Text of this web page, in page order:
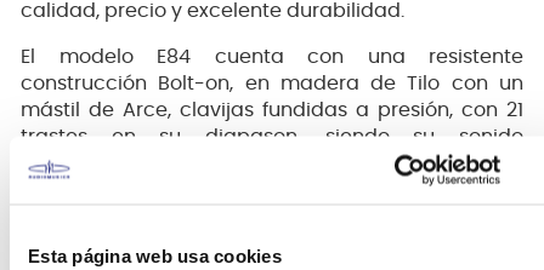
Esta página web usa cookies
calidad, precio y excelente durabilidad.
El modelo E84 cuenta con una resistente
construcción Bolt-on, en madera de Tilo con un
mástil de Arce, clavijas fundidas a presión, con 21
trastes en su diapason, siendo su sonido
proveniente de dos capsulas single coil activas
PB/JB, con dos controles de tono y volumen este